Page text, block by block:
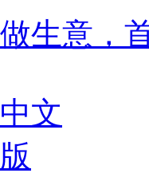
做生意，
文